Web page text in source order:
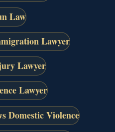
Law
Lawyer
Lawyer
Lawyer
Domestic Violence